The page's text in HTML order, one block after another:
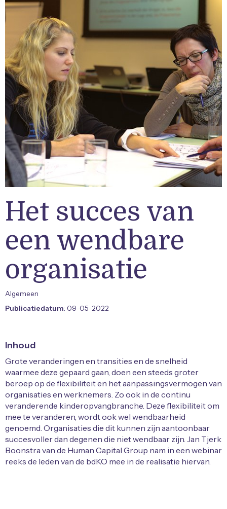
Het succes van
een wendbare
organisatie
Algemeen
Publicatiedatum: 09-05-2022
Inhoud
Grote veranderingen en transities en de snelheid
waarmee deze gepaard gaan, doen een steeds groter
beroep op de flexibiliteit en het aanpassingsvermogen van
organisaties en werknemers. Zo ook in de continu
veranderende kinderopvangbranche. Deze flexibiliteit om
mee te veranderen, wordt ook wel wendbaarheid
genoemd. Organisaties die dit kunnen zijn aantoonbaar
succesvoller dan degenen die niet wendbaar zijn. Jan Tjerk
Boonstra van de Human Capital Group nam in een webinar
reeks de leden van de bdKO mee in de realisatie hiervan.